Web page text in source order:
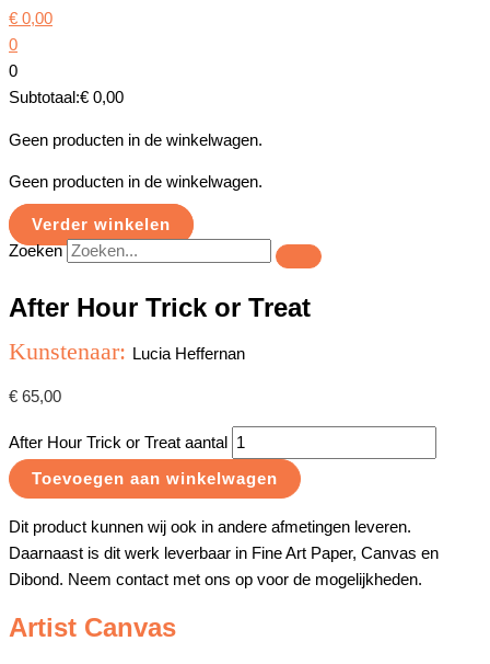
€ 0,00
0
0
Subtotaal:€ 0,00
Geen producten in de winkelwagen.
Geen producten in de winkelwagen.
Verder winkelen
Zoeken
After Hour Trick or Treat
Kunstenaar: Lucia Heffernan
€ 65,00
After Hour Trick or Treat aantal
Toevoegen aan winkelwagen
Dit product kunnen wij ook in andere afmetingen leveren.
Daarnaast is dit werk leverbaar in Fine Art Paper, Canvas en
Dibond. Neem contact met ons op voor de mogelijkheden.
Artist Canvas